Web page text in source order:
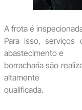
A frota é
Para isso, serviços
abastecimento e
borracharia são
altamente
qualificada.